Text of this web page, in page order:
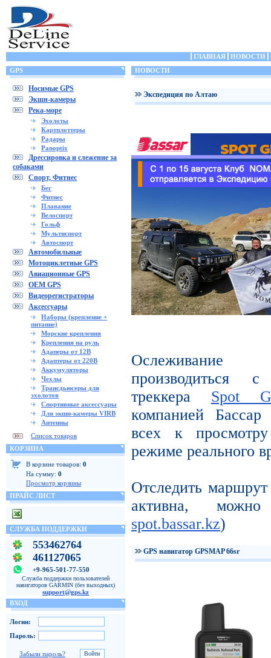
ГЛАВНАЯ НОВОСТИ
GPS
Носимые GPS
Экшн-камеры
Река-море
Эхолоты
Картплоттеры
Радары
Panoptix
Дрессировка и слежение за
собаками
Спорт, Фитнес
Бег
Фитнес
Плавание
Велоспорт
Гольф
Мультиспорт
Автоспорт
Автомобильные
Мотоциклетные GPS
Авиационные GPS
OEM GPS
Видеорегистраторы
Аксессуары
Наборы (крепление +
питание)
Морские крепления
Крепления на руль
Адаперы от 12В
Адаптеры от 220В
Аккумуляторы
Чехлы
Трансдьюсеры для
эхолотов
Спортивные аксессуары
Для экшн-камеры VIRB
Антенны
Список товаров
КОРЗИНА
В корзине товаров: 0
На сумму: 0
Просмотр корзины
ПРАЙС ЛИСТ
СЛУЖБА ПОДДЕРЖКИ
553462764
461127065
+9-965-501-77-550
Служба поддержки пользователей
навигаторов GARMIN (без выходных)
support@gps.kz
ВХОД
Логин:
Пароль:
Забыли пароль?
НОВОСТИ
Экспедиция по Алтаю
Ослеживание
производиться
треккера Spot
компанией
всех к
режиме реального
Отследить
активна,
spot.bassar.kz)
GPS навигатор GPSMAP 66sr